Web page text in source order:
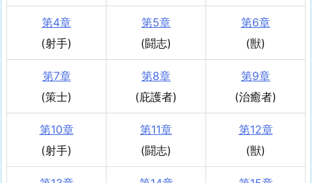
第4章
(射手)
第5章
(闘志)
第6章
(獣)
第7章
(策士)
第8章
(庇護者)
第9章
(治癒者)
第10章
(射手)
第11章
(闘志)
第12章
(獣)